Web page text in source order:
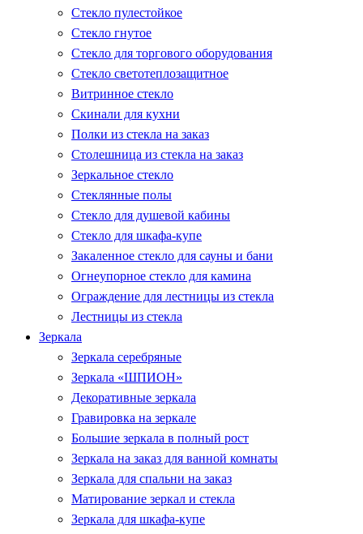
Стекло пулестойкое
Стекло гнутое
Стекло для торгового оборудования
Стекло светотеплозащитное
Витринное стекло
Скинали для кухни
Полки из стекла на заказ
Столешница из стекла на заказ
Зеркальное стекло
Стеклянные полы
Стекло для душевой кабины
Стекло для шкафа-купе
Закаленное стекло для сауны и бани
Огнеупорное стекло для камина
Ограждение для лестницы из стекла
Лестницы из стекла
Зеркала
Зеркала серебряные
Зеркала «ШПИОН»
Декоративные зеркала
Гравировка на зеркале
Большие зеркала в полный рост
Зеркала на заказ для ванной комнаты
Зеркала для спальни на заказ
Матирование зеркал и стекла
Зеркала для шкафа-купе